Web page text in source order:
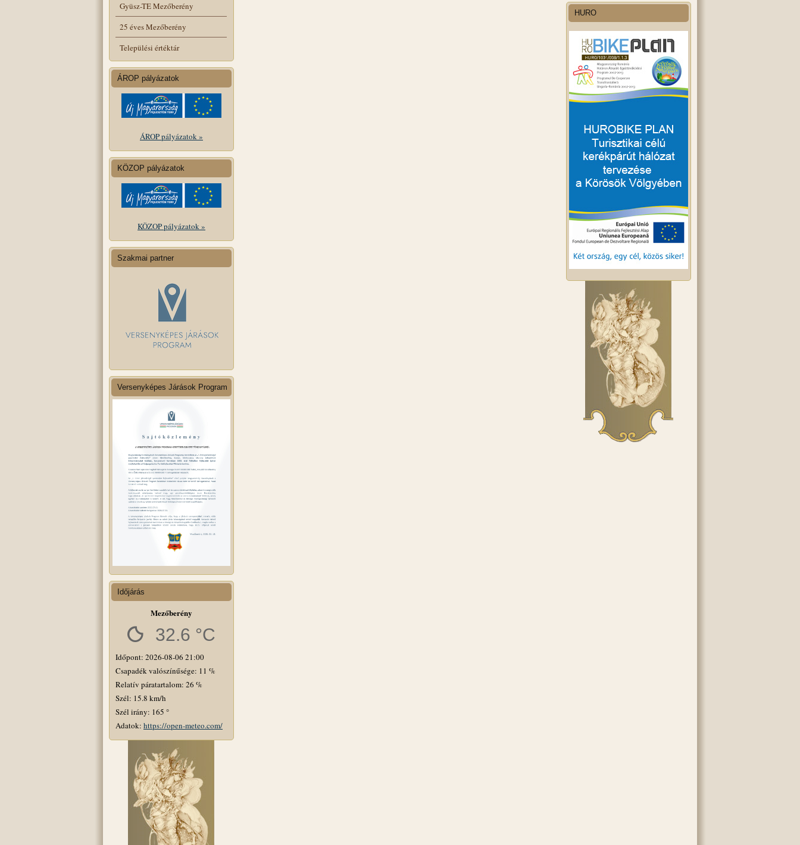
Gyüsz-TE Mezőberény
25 éves Mezőberény
Települési értéktár
ÁROP pályázatok
ÁROP pályázatok »
KÖZOP pályázatok
KÖZOP pályázatok »
Szakmai partner
Versenyképes Járások Program
Időjárás
Mezőberény
32.6 °C
Időpont: 2026-08-06 21:00
Csapadék valószínűsége: 11 %
Relatív páratartalom: 26 %
Szél: 15.8 km/h
Szél irány: 165 °
Adatok: https://open-meteo.com/
HURO